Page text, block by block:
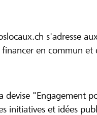
s'adresse
en commun et
"Engagement
initiatives et idées